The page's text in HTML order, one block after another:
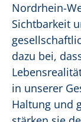
Nordrhein-
Sichtbarkeit
dazu bei,
in unserer
Haltung und